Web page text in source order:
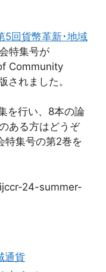
5回貨幣革新･地域
特集号が
Community
されました。
を行い、8本の論
ある方はどうぞ
特集号の第2巻を
24-summer-
通貨